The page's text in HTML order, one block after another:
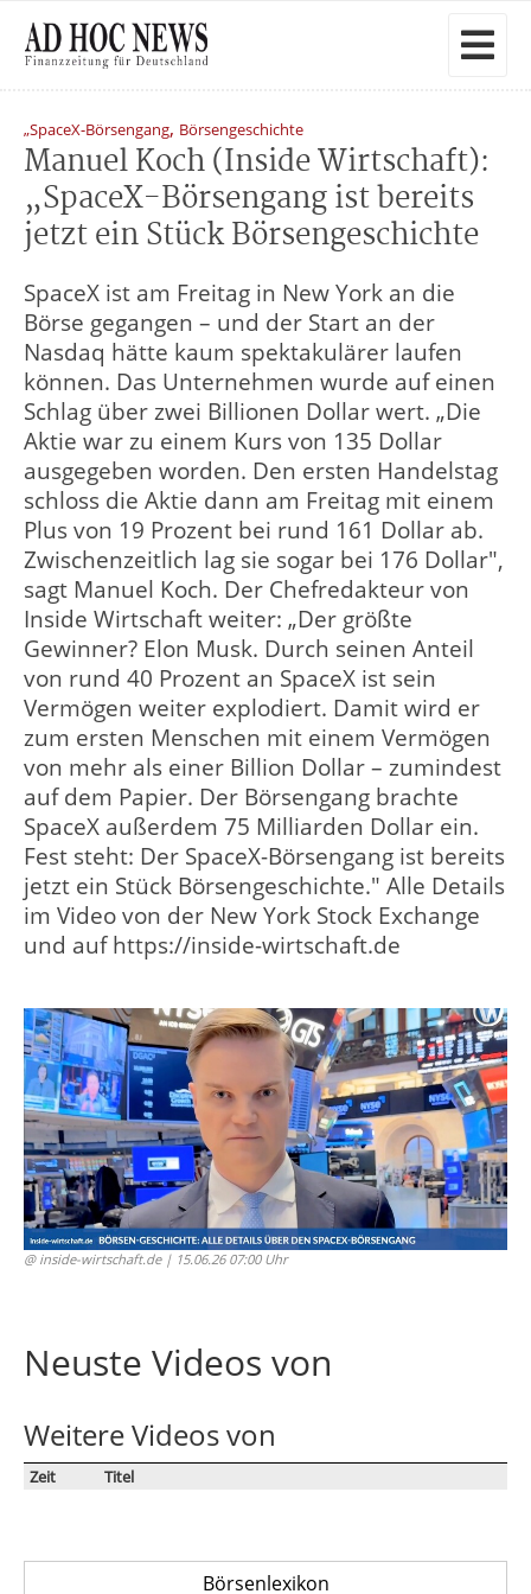
„SpaceX-Börsengang, Börsengeschichte
Manuel Koch (Inside Wirtschaft):
„SpaceX-Börsengang ist bereits
jetzt ein Stück Börsengeschichte
SpaceX ist am Freitag in New York an die
Börse gegangen – und der Start an der
Nasdaq hätte kaum spektakulärer laufen
können. Das Unternehmen wurde auf einen
Schlag über zwei Billionen Dollar wert. „Die
Aktie war zu einem Kurs von 135 Dollar
ausgegeben worden. Den ersten Handelstag
schloss die Aktie dann am Freitag mit einem
Plus von 19 Prozent bei rund 161 Dollar ab.
Zwischenzeitlich lag sie sogar bei 176 Dollar",
sagt Manuel Koch. Der Chefredakteur von
Inside Wirtschaft weiter: „Der größte
Gewinner? Elon Musk. Durch seinen Anteil
von rund 40 Prozent an SpaceX ist sein
Vermögen weiter explodiert. Damit wird er
zum ersten Menschen mit einem Vermögen
von mehr als einer Billion Dollar – zumindest
auf dem Papier. Der Börsengang brachte
SpaceX außerdem 75 Milliarden Dollar ein.
Fest steht: Der SpaceX-Börsengang ist bereits
jetzt ein Stück Börsengeschichte." Alle Details
im Video von der New York Stock Exchange
und auf https://inside-wirtschaft.de
@ inside-wirtschaft.de| 15.06.26 07:00 Uhr
Neuste Videos von
Weitere Videos von
Zeit Titel
Börsenlexikon